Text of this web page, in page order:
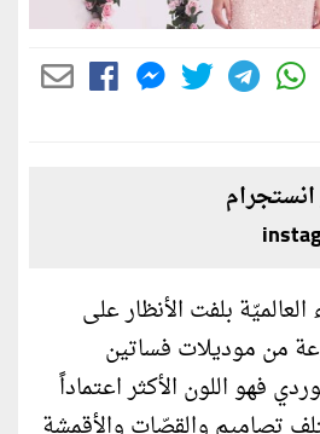
انستجرام
بلفت الأنظار على
من موديلات فساتين
فهو اللون الأكثر اعتماداً